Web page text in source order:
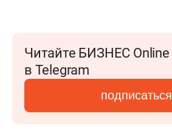
Читайте БИЗНЕС Online
в Telegram
подписаться